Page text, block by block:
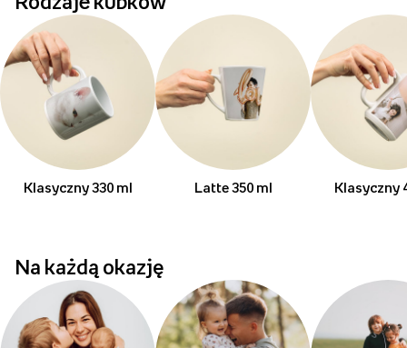
Klasyczny 330 ml Latte 350 ml Klasyczny
Na każdą okazję